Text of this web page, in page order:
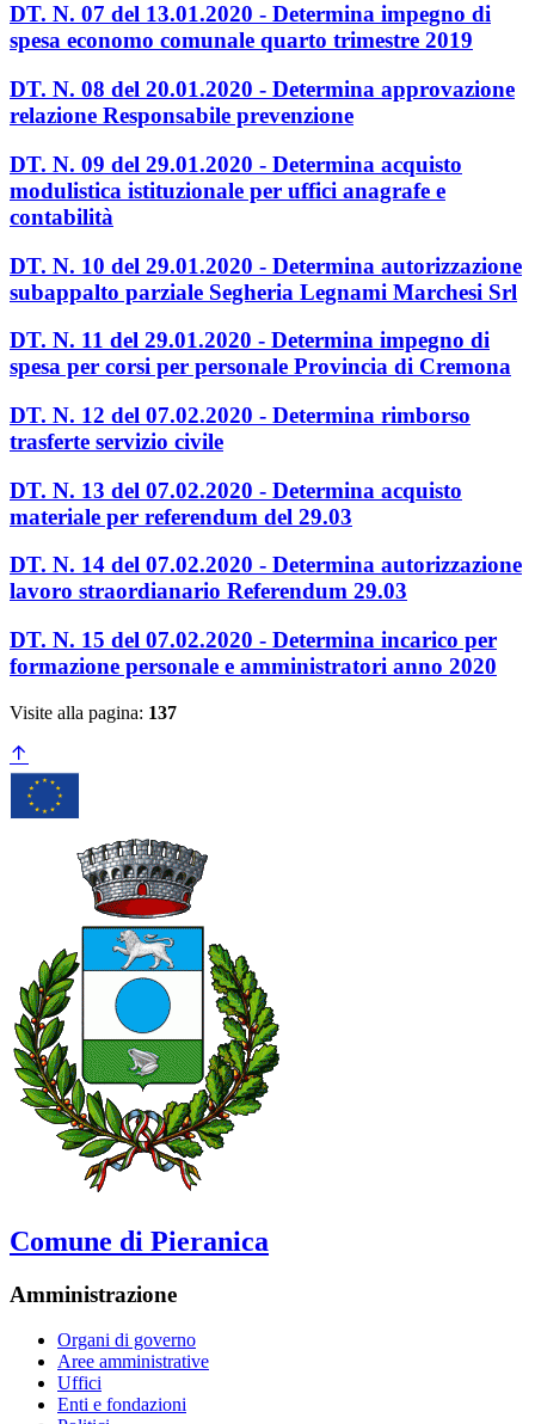
DT. N. 07 del 13.01.2020 - Determina impegno di
spesa economo comunale quarto trimestre 2019
DT. N. 08 del 20.01.2020 - Determina approvazione
relazione Responsabile prevenzione
DT. N. 09 del 29.01.2020 - Determina acquisto
modulistica istituzionale per uffici anagrafe e
contabilità
DT. N. 10 del 29.01.2020 - Determina autorizzazione
subappalto parziale Segheria Legnami Marchesi Srl
DT. N. 11 del 29.01.2020 - Determina impegno di
spesa per corsi per personale Provincia di Cremona
DT. N. 12 del 07.02.2020 - Determina rimborso
trasferte servizio civile
DT. N. 13 del 07.02.2020 - Determina acquisto
materiale per referendum del 29.03
DT. N. 14 del 07.02.2020 - Determina autorizzazione
lavoro straordianario Referendum 29.03
DT. N. 15 del 07.02.2020 - Determina incarico per
formazione personale e amministratori anno 2020
Visite alla pagina: 137
Comune di Pieranica
Amministrazione
Organi di governo
Aree amministrative
Uffici
Enti e fondazioni